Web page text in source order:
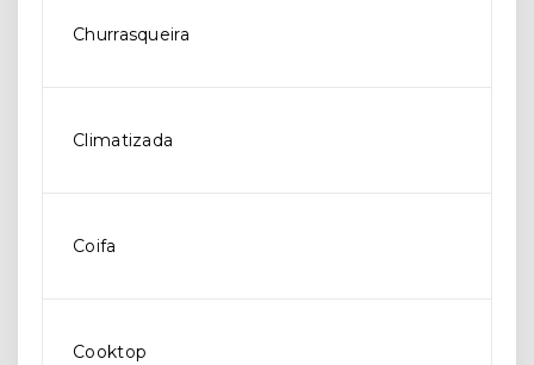
Churrasqueira
Climatizada
Coifa
Cooktop